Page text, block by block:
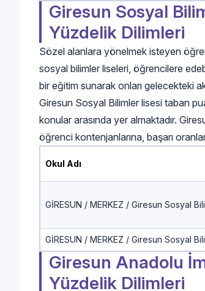
Giresun Sosyal
Yüzdelik Dilimleri
Sözel alanlara yönelmek isteyen
sosyal bilimler liseleri, öğrencilere
bir eğitim sunarak onları gelecekteki
Giresun Sosyal Bilimler lisesi taban
konular arasında yer almaktadır.
öğrenci kontenjanlarına, başarı
Okul Adı
GİRESUN / MERKEZ / Giresun Sosyal
GİRESUN / MERKEZ / Giresun Sosyal
Giresun Anadolu
Yüzdelik Dilimleri